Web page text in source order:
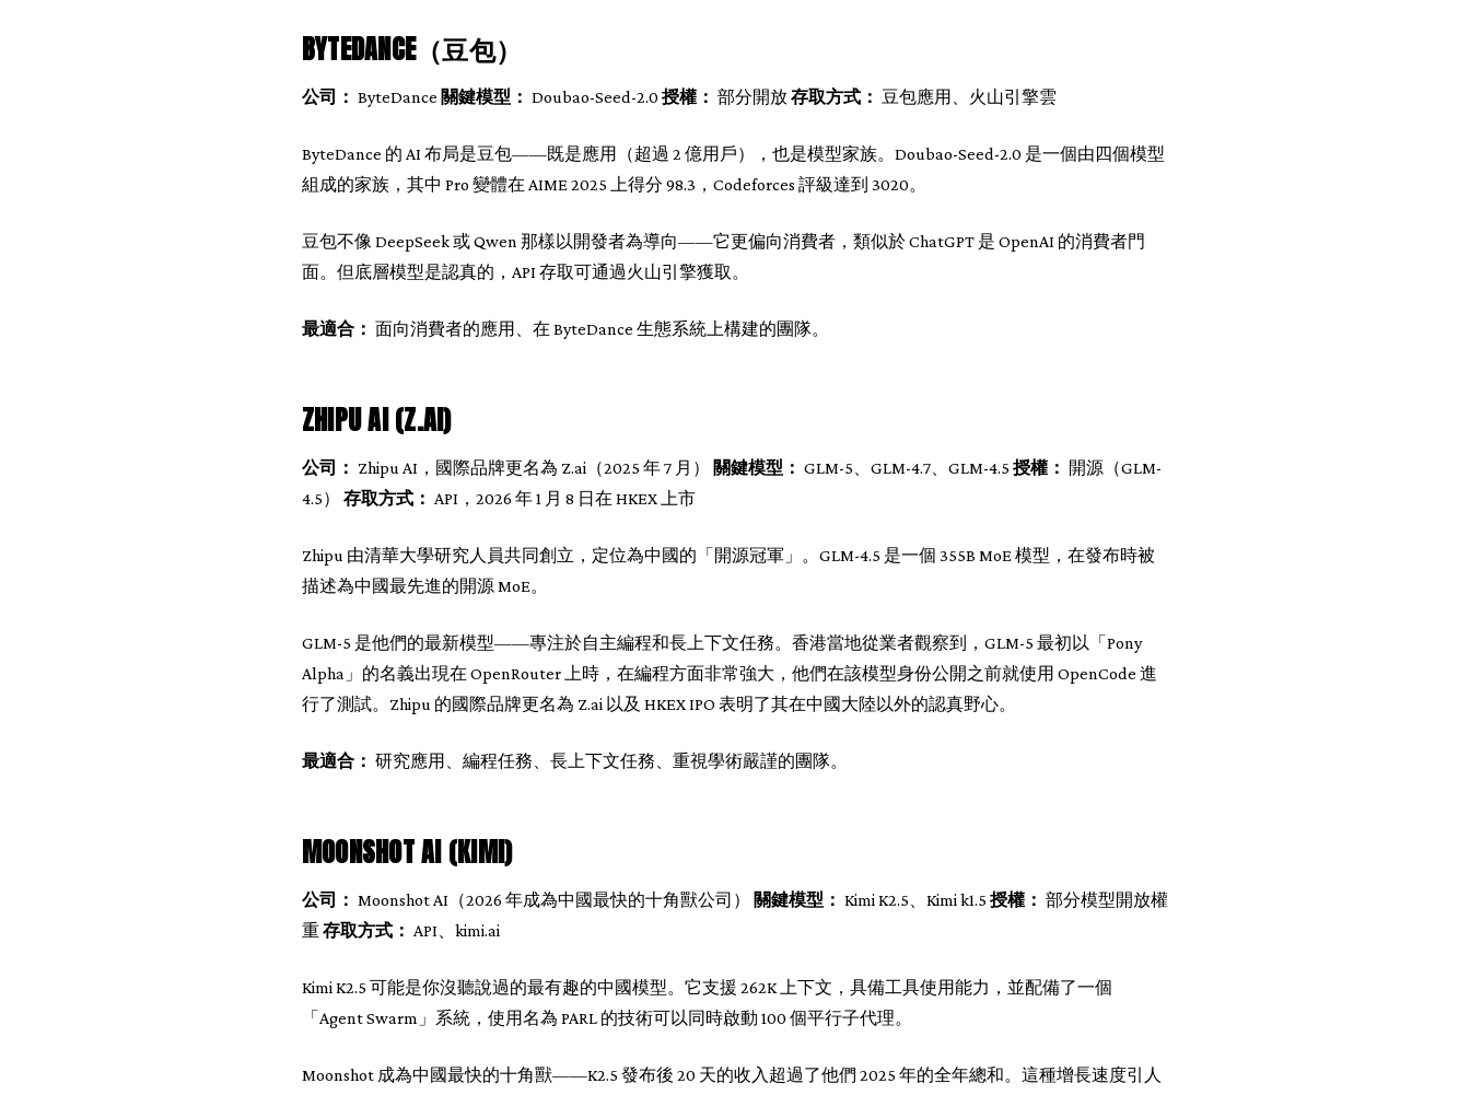
BYTEDANCE（豆包）
公司： ByteDance 關鍵模型： Doubao-Seed-2.0 授權： 部分開放存取方式： 豆包應用、火山引擎雲
ByteDance 的 AI 布局是豆包——既是應用（超過 2 億用戶），也是模型家族。Doubao-Seed-2.0 是一個由四個模型
組成的家族，其中 Pro 變體在 AIME 2025 上得分 98.3，Codeforces 評級達到 3020。
豆包不像 DeepSeek 或 Qwen 那樣以開發者為導向——它更偏向消費者，類似於 ChatGPT 是 OpenAI 的消費者門
面。但底層模型是認真的，API 存取可通過火山引擎獲取。
最適合： 面向消費者的應用、在 ByteDance 生態系統上構建的團隊。
ZHIPU AI (Z.AI)
公司： Zhipu AI，國際品牌更名為 Z.ai（2025 年 7 月） 關鍵模型： GLM-5、GLM-4.7、GLM-4.5 授權：
開源（GLM-
4.5） 存取方式： API，2026 年 1 月 8 日在 HKEX 上市
Zhipu 由清華大學研究人員共同創立，定位為中國的「開源冠軍」。GLM-4.5 是一個 355B MoE 模型，在發布時被
描述為中國最先進的開源 MoE。
GLM-5 是他們的最新模型——專注於自主編程和長上下文任務。香港當地從業者觀察到，GLM-5 最初以「Pony
Alpha」的名義出現在 OpenRouter 上時，在編程方面非常強大，他們在該模型身份公開之前就使用 OpenCode 進
行了測試。Zhipu 的國際品牌更名為 Z.ai 以及 HKEX IPO 表明了其在中國大陸以外的認真野心。
最適合： 研究應用、編程任務、長上下文任務、重視學術嚴謹的團隊。
MOONSHOT AI (KIMI)
公司： Moonshot AI（2026 年成為中國最快的十角獸公司） 關鍵模型： Kimi K2.5、Kimi k1.5 授權： 部分模型開放權
重存取方式： API、kimi.ai
Kimi K2.5 可能是你沒聽說過的最有趣的中國模型。它支援 262K 上下文，具備工具使用能力，並配備了一個
「Agent Swarm」系統，使用名為 PARL 的技術可以同時啟動 100 個平行子代理。
Moonshot 成為中國最快的十角獸——K2.5 發布後 20 天的收入超過了他們 2025 年的全年總和。這種增長速度引人